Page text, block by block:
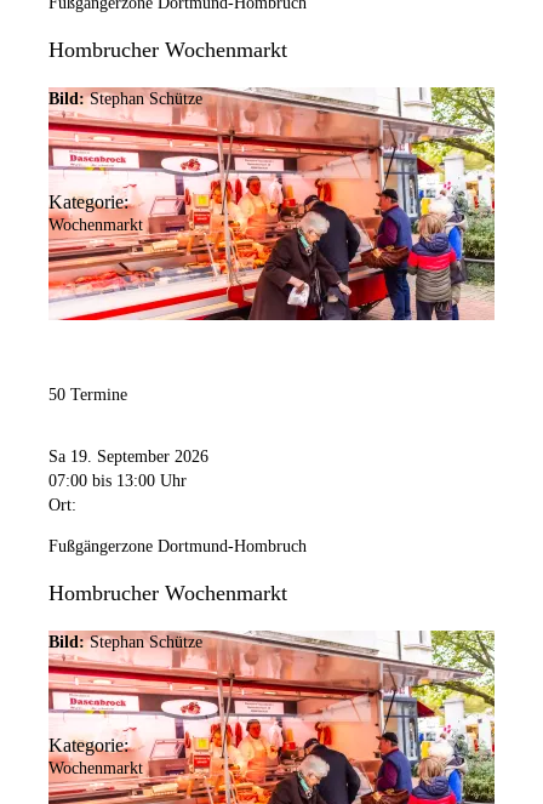
Hombrucher Wochenmarkt
Bild: Stephan Schütze
Kategorie:
Wochenmarkt
50 Termine
Sa 19. September 2026
07:00 bis 13:00 Uhr
Ort:
Fußgängerzone Dortmund-Hombruch
Hombrucher Wochenmarkt
Bild: Stephan Schütze
Kategorie:
Wochenmarkt